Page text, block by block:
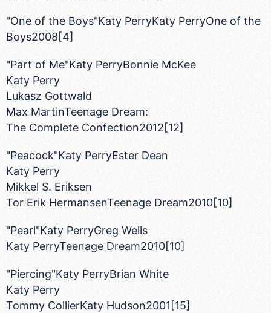
"One of the Boys"Katy PerryKaty PerryOne of the
Boys2008[4]
"Part of Me"Katy PerryBonnie McKee
Katy Perry
Lukasz Gottwald
Max MartinTeenage Dream:
The Complete Confection2012[12]
"Peacock"Katy PerryEster Dean
Katy Perry
Mikkel S. Eriksen
Tor Erik HermansenTeenage Dream2010[10]
"Pearl"Katy PerryGreg Wells
Katy PerryTeenage Dream2010[10]
"Piercing"Katy PerryBrian White
Katy Perry
Tommy CollierKaty Hudson2001[15]